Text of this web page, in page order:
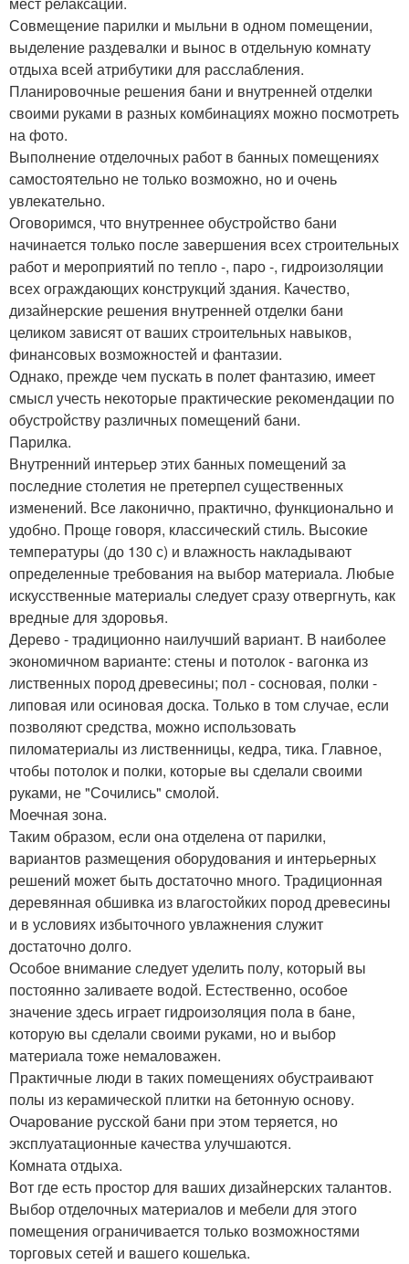
Совмещение парилки и мыльни в одном помещении,
выделение раздевалки и вынос в отдельную комнату
отдыха всей атрибутики для расслабления.
Планировочные решения бани и внутренней отделки
своими руками в разных комбинациях можно посмотреть
на фото.
Выполнение отделочных работ в банных помещениях
самостоятельно не только возможно, но и очень
увлекательно.
Оговоримся, что внутреннее обустройство бани
начинается только после завершения всех строительных
работ и мероприятий по тепло -, паро -, гидроизоляции
всех ограждающих конструкций здания. Качество,
дизайнерские решения внутренней отделки бани
целиком зависят от ваших строительных навыков,
финансовых возможностей и фантазии.
Однако, прежде чем пускать в полет фантазию, имеет
смысл учесть некоторые практические рекомендации по
обустройству различных помещений бани.
Парилка.
Внутренний интерьер этих банных помещений за
последние столетия не претерпел существенных
изменений. Все лаконично, практично, функционально и
удобно. Проще говоря, классический стиль. Высокие
температуры (до 130 с) и влажность накладывают
определенные требования на выбор материала. Любые
искусственные материалы следует сразу отвергнуть, как
вредные для здоровья.
Дерево - традиционно наилучший вариант. В наиболее
экономичном варианте: стены и потолок - вагонка из
лиственных пород древесины; пол - сосновая, полки -
липовая или осиновая доска. Только в том случае, если
позволяют средства, можно использовать
пиломатериалы из лиственницы, кедра, тика. Главное,
чтобы потолок и полки, которые вы сделали своими
руками, не "Сочились" смолой.
Моечная зона.
Таким образом, если она отделена от парилки,
вариантов размещения оборудования и интерьерных
решений может быть достаточно много. Традиционная
деревянная обшивка из влагостойких пород древесины
и в условиях избыточного увлажнения служит
достаточно долго.
Особое внимание следует уделить полу, который вы
постоянно заливаете водой. Естественно, особое
значение здесь играет гидроизоляция пола в бане,
которую вы сделали своими руками, но и выбор
материала тоже немаловажен.
Практичные люди в таких помещениях обустраивают
полы из керамической плитки на бетонную основу.
Очарование русской бани при этом теряется, но
эксплуатационные качества улучшаются.
Комната отдыха.
Вот где есть простор для ваших дизайнерских талантов.
Выбор отделочных материалов и мебели для этого
помещения ограничивается только возможностями
торговых сетей и вашего кошелька.